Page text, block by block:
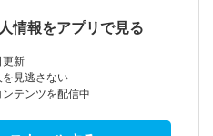
情報をアプリで見る
更新
見逃さない
テンツを配信中